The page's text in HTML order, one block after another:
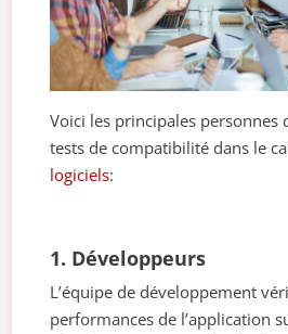
Voici les principales personnes
tests de compatibilité dans le
logiciels:
1. Développeurs
L’équipe de développement
performances de l’application